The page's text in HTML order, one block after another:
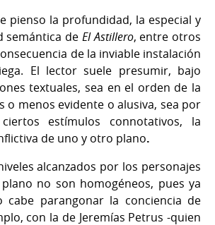
pienso la profundidad, la especial y
semántica de El Astillero, entre otros
de la inviable instalación
El lector suele presumir, bajo
textuales, sea en el orden de la
o menos evidente o alusiva, sea por
estímulos connotativos, la
de uno y otro plano.
alcanzados por los personajes
no son homogéneos, pues ya
cabe parangonar la conciencia de
con la de Jeremías Petrus -quien